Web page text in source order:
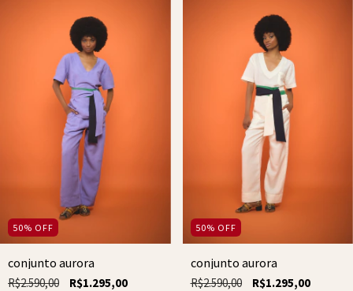
50% OFF
conjunto aurora
R$2.590,00 R$1.295,00
50% OFF
conjunto aurora
R$2.590,00 R$1.295,00